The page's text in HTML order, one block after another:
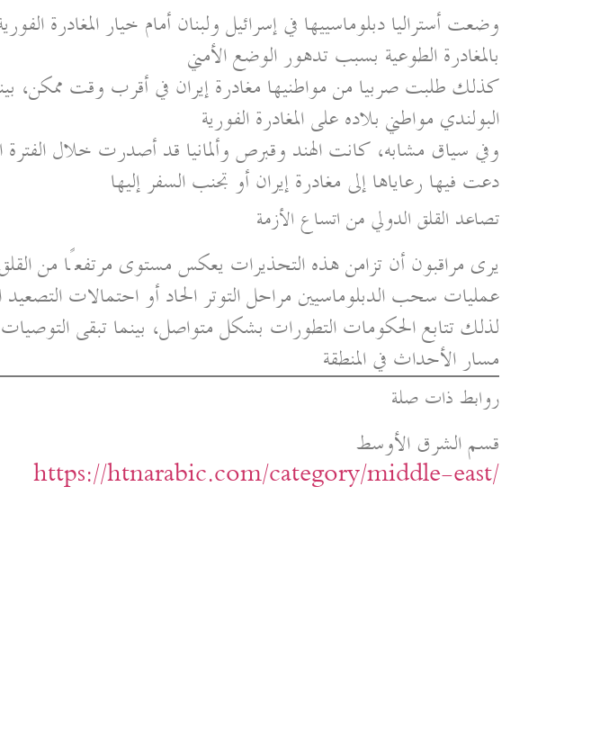
وضعت أستراليا دبلوماسييها في إسرائيل ولبنان أمام خيار المغادرة
بالمغادرة الطوعية بسبب تدهور الوضع الأمني
كذلك طلبت صربيا من مواطنيها مغادرة إيران في أقرب وقت ممكن،
البولندي مواطني بلاده على المغادرة الفورية
وفي سياق مشابه، كانت الهند وقبرص وألمانيا قد أصدرت خلال الفترة
دعت فيها رعاياها إلى مغادرة إيران أو تجنب السفر إليها
تصاعد القلق الدولي من اتساع الأزمة
يرى مراقبون أن تزامن هذه التحذيرات يعكس مستوى مرتفعًا من
عمليات سحب الدبلوماسيين مراحل التوتر الحاد أو احتمالات
لذلك تتابع الحكومات التطورات بشكل متواصل، بينما تبقى التوصيات
مسار الأحداث في المنطقة
روابط ذات صلة
قسم الشرق الأوسط
https://htnarabic.com/category/middle-east/